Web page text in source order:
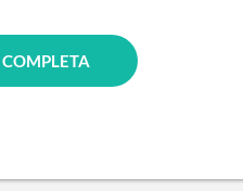
MOSTRAR SOLUÇÃO COMPLETA